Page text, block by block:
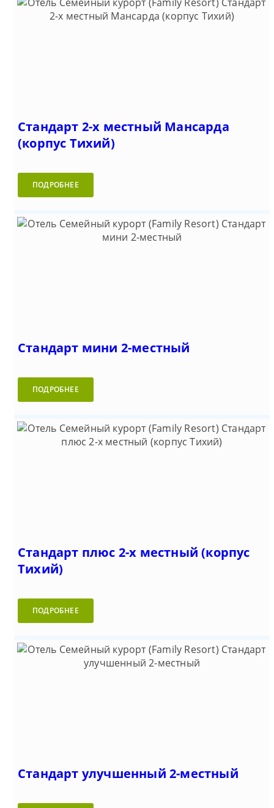
Стандарт 2-х местный Мансарда
(корпус Тихий)
ПОДРОБНЕЕ
Стандарт мини 2-местный
ПОДРОБНЕЕ
Стандарт плюс 2-х местный (корпус
Тихий)
ПОДРОБНЕЕ
Стандарт улучшенный 2-местный